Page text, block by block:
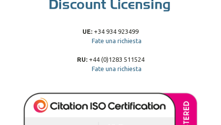
UE: +34 934 923499
Fate una richiesta
RU:+44 (0)1283 511524
Fate una richiesta